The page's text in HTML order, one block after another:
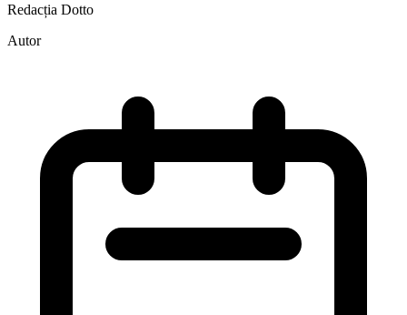
Redacția Dotto
Autor